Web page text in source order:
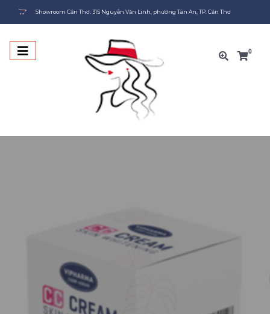
Showroom TP.HCM: 204H Sư Vạn Hạnh, Phường An Đông, TP. Hồ Chí Minh
0